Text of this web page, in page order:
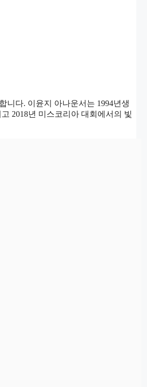
니다. 이윤지 아나운서는 1994년생
2018년 미스코리아 대회에서의 빛